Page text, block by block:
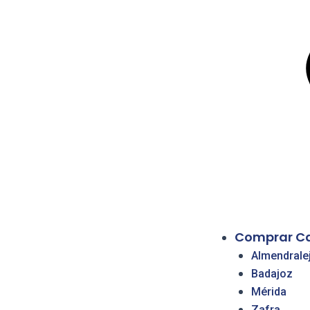
Comprar
Badajoz
Mérida